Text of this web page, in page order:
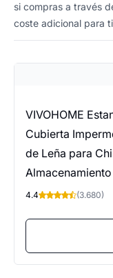
si compras a través
coste adicional para
VIVOHOME
Cubierta
de Leña para
4.4 (3.680)